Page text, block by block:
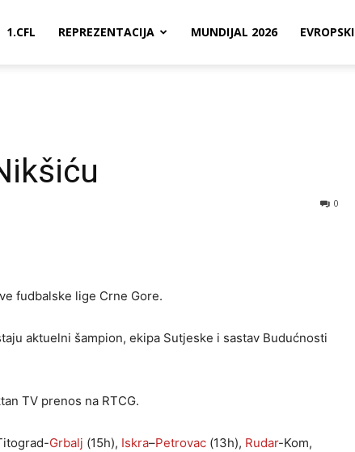
1.CFL REPREZENTACIJA MUNDIJAL 2026 EVROPSKI
0
fudbalske lige Crne Gore.
aktuelni šampion, ekipa Sutjeske i sastav Budućnosti
TV prenos na RTCG.
Grbalj (15h), Iskra–Petrovac (13h), Rudar-Kom,